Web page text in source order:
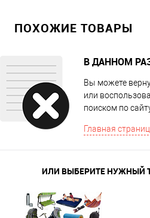
ПОХОЖИЕ ТОВАРЫ
В ДАННОМ
Вы можете
или
поиском по
Главная
ИЛИ ВЫБЕРИТЕ НУЖНЫЙ